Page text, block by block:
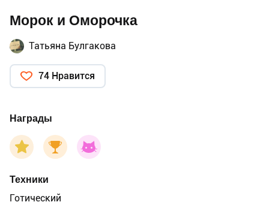
Морок и Оморочка
Татьяна Булгакова
74 Нравится
Награды
Техники
Готический